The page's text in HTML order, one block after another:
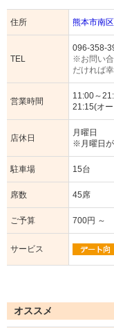
住所 熊本市南
TEL
096-358-
※お問い合
だければ幸
営業時間
11:00～
21:15(オ
店休日
月曜日
※月曜日
駐車場 15台
席数 45席
ご予算 700円 ～
サービス
オススメ